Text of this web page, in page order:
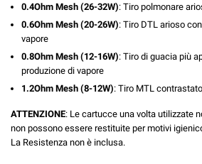
0.4Ohm Mesh (26-32W): Tiro polmonare
0.6Ohm Mesh (20-26W): Tiro DTL arioso
vapore
0.8Ohm Mesh (12-16W): Tiro di guacia più
produzione di vapore
1.2Ohm Mesh (8-12W): Tiro MTL
ATTENZIONE: Le cartucce una volta utilizzate
non possono essere restituite per motivi
La Resistenza non è inclusa.